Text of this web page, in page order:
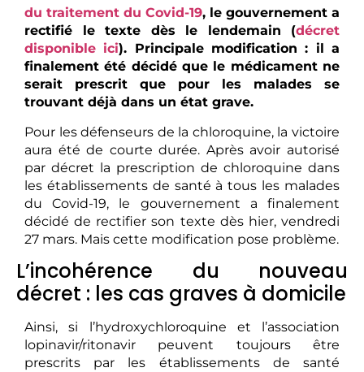
du traitement du Covid-19, le gouvernement a
rectifié le texte dès le lendemain (décret
disponible ici). Principale modification : il a
finalement été décidé que le médicament ne
serait prescrit que pour les malades se
trouvant déjà dans un état grave.
Pour les défenseurs de la chloroquine, la victoire
aura été de courte durée. Après avoir autorisé
par décret la prescription de chloroquine dans
les établissements de santé à tous les malades
du Covid-19, le gouvernement a finalement
décidé de rectifier son texte dès hier, vendredi
27 mars. Mais cette modification pose problème.
L’incohérence du nouveau
décret : les cas graves à domicile
Ainsi, si l’hydroxychloroquine et l’association
lopinavir/ritonavir peuvent toujours être
prescrits par les établissements de santé